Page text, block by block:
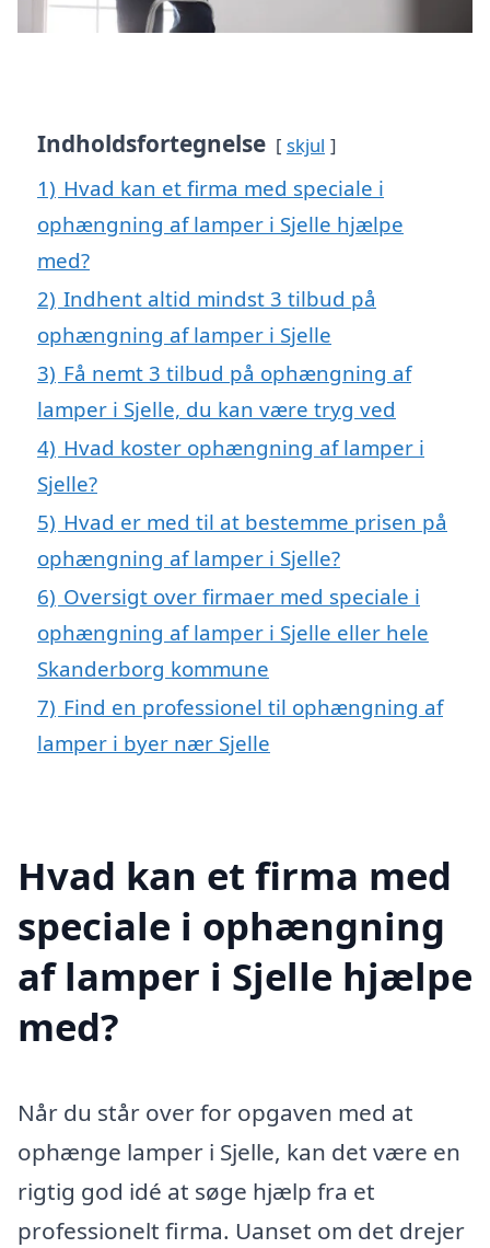
Indholdsfortegnelse skjul
1) Hvad kan et firma med speciale i
ophængning af lamper i Sjelle hjælpe
med?
2) Indhent altid mindst 3 tilbud på
ophængning af lamper i Sjelle
3) Få nemt 3 tilbud på ophængning af
lamper i Sjelle, du kan være tryg ved
4) Hvad koster ophængning af lamper i
Sjelle?
5) Hvad er med til at bestemme prisen på
ophængning af lamper i Sjelle?
6) Oversigt over firmaer med speciale i
ophængning af lamper i Sjelle eller hele
Skanderborg kommune
7) Find en professionel til ophængning af
lamper i byer nær Sjelle
Hvad kan et firma med
speciale i ophængning
af lamper i Sjelle hjælpe
med?
Når du står over for opgaven med at
ophænge lamper i Sjelle, kan det være en
rigtig god idé at søge hjælp fra et
professionelt firma. Uanset om det drejer